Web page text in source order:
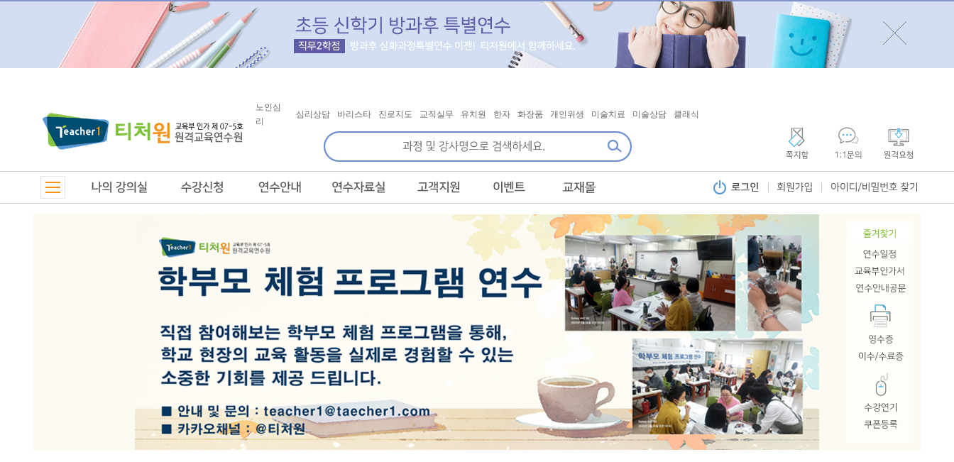
노인심
리
심리상담 바리스타 진로지도 교직실무 유치원 한자 화장품 개인위생 미술치료 미술상담 클래식